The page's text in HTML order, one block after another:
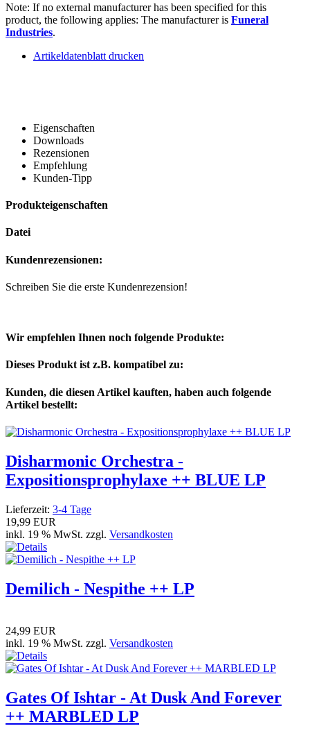
Note: If no external manufacturer has been specified for this
product, the following applies: The manufacturer is Funeral
Industries.
Artikeldatenblatt drucken
Eigenschaften
Downloads
Rezensionen
Empfehlung
Kunden-Tipp
Produkteigenschaften
Datei
Kundenrezensionen:
Schreiben Sie die erste Kundenrezension!
Wir empfehlen Ihnen noch folgende Produkte:
Dieses Produkt ist z.B. kompatibel zu:
Kunden, die diesen Artikel kauften, haben auch folgende
Artikel bestellt:
Disharmonic Orchestra -
Expositionsprophylaxe ++ BLUE LP
Lieferzeit: 3-4 Tage
19,99 EUR
inkl. 19 % MwSt. zzgl. Versandkosten
Demilich - Nespithe ++ LP
24,99 EUR
inkl. 19 % MwSt. zzgl. Versandkosten
Gates Of Ishtar - At Dusk And Forever
++ MARBLED LP